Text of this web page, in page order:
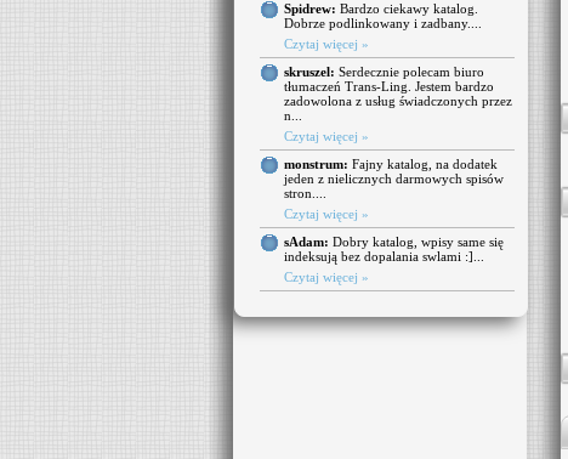
Spidrew: Bardzo ciekawy katalog.
Dobrze podlinkowany i zadbany....
Czytaj więcej »
skruszel: Serdecznie polecam biuro
tłumaczeń Trans-Ling. Jestem bardzo
zadowolona z usług świadczonych przez
n...
Czytaj więcej »
monstrum: Fajny katalog, na dodatek
jeden z nielicznych darmowych spisów
stron....
Czytaj więcej »
sAdam: Dobry katalog, wpisy same się
indeksują bez dopalania swlami :]...
Czytaj więcej »